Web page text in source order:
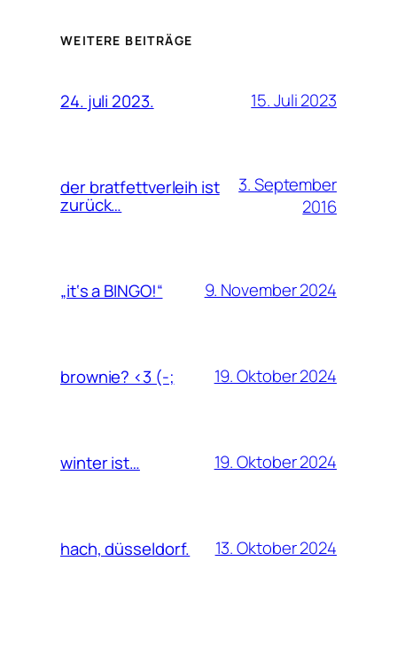
WEITERE BEITRÄGE
24. juli 2023. 15. Juli 2023
der bratfettverleih ist
zurück…
3. September
2016
„it‘s a BINGO!“ 9. November 2024
brownie? <3 (-; 19. Oktober 2024
winter ist… 19. Oktober 2024
hach, düsseldorf. 13. Oktober 2024